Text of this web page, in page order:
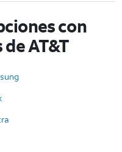
con
AT&T